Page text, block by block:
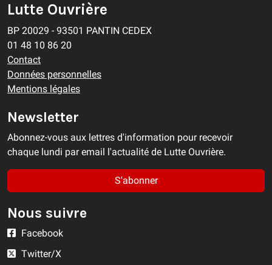
Lutte Ouvrière
BP 20029 - 93501 PANTIN CEDEX
01 48 10 86 20
Contact
Données personnelles
Mentions légales
Newsletter
Abonnez-vous aux lettres d'information pour recevoir
chaque lundi par email l'actualité de Lutte Ouvrière.
S'abonner
Nous suivre
Facebook
Twitter/X